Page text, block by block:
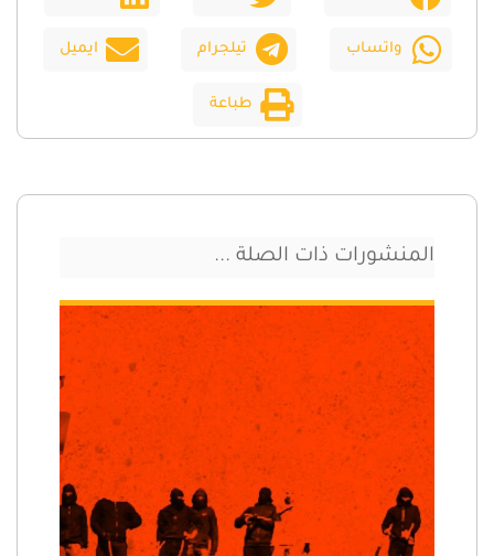
واتساب تيلجرام ايميل
طباعة
المنشورات ذات الصلة ...